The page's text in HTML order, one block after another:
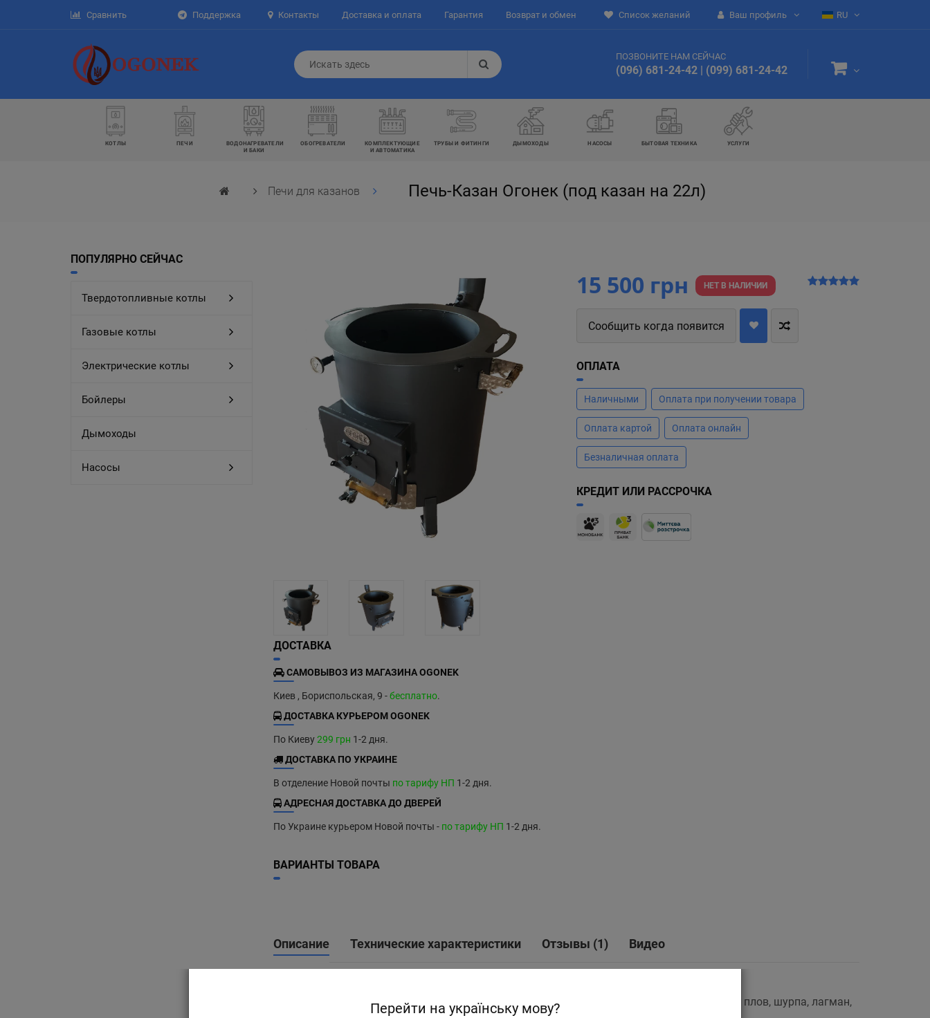
Сравнить Поддержка Контакты Доставка и оплата Гарантия Возврат и обмен Список желаний Ваш профиль RU
ПОЗВОНИТЕ НАМ СЕЙЧАС
(096) 681-24-42 | (099) 681-24-42
КОТЛЫ ПЕЧИ
ВОДОНАГРЕВАТЕЛИ
И БАКИ
ОБОГРЕВАТЕЛИ
КОМПЛЕКТУЮЩИЕ
И АВТОМАТИКА
ТРУБЫ И ФИТИНГИ ДЫМОХОДЫ НАСОСЫ БЫТОВАЯ ТЕХНИКА УСЛУГИ
Печи для казанов Печь-Казан Огонек (под казан на 22л)
ПОПУЛЯРНО СЕЙЧАС
Твердотопливные котлы
Газовые котлы
Электрические котлы
Бойлеры
Дымоходы
Насосы
15 500 грн НЕТ В НАЛИЧИИ
Сообщить когда появится
ОПЛАТА
Наличными Оплата при получении товара
Оплата картой Оплата онлайн
Безналичная оплата
КРЕДИТ ИЛИ РАССРОЧКА
ДОСТАВКА
САМОВЫВОЗ ИЗ МАГАЗИНА OGONEK
Киев , Бориспольская, 9 -бесплатно.
ДОСТАВКА КУРЬЕРОМ OGONEK
По Киеву299 грн 1-2 дня.
ДОСТАВКА ПО УКРАИНЕ
В отделение Новой почты по тарифу НП 1-2 дня.
АДРЕСНАЯ ДОСТАВКА ДО ДВЕРЕЙ
По Украине курьером Новой почты - по тарифу НП 1-2 дня.
ВАРИАНТЫ ТОВАРА
Описание Технические характеристики Отзывы (1) Видео
Печь под казан «Огонек» предназначена для приготовления блюд в казане, таких как: плов, шурпа, лагман,
Перейти на українську мову?